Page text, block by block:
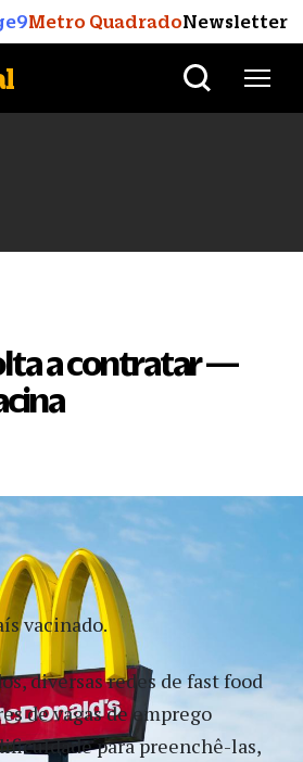
Metro QuadradoNewsletter
a contratar —
vacinado.
diversas redes de fast food
de vagas de emprego
para preenchê-las,